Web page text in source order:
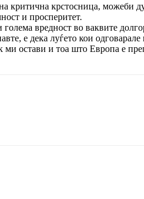
критична крстосница, можеби
и просперитет.
вредност во ваквите
е дека луѓето кои
остави и тоа што Европа е